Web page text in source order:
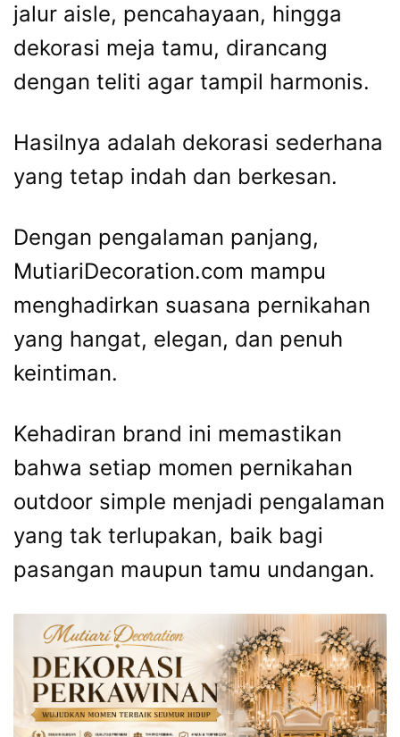
jalur aisle, pencahayaan, hingga
dekorasi meja tamu, dirancang
dengan teliti agar tampil harmonis.
Hasilnya adalah dekorasi sederhana
yang tetap indah dan berkesan.
Dengan pengalaman panjang,
MutiariDecoration.com mampu
menghadirkan suasana pernikahan
yang hangat, elegan, dan penuh
keintiman.
Kehadiran brand ini memastikan
bahwa setiap momen pernikahan
outdoor simple menjadi pengalaman
yang tak terlupakan, baik bagi
pasangan maupun tamu undangan.